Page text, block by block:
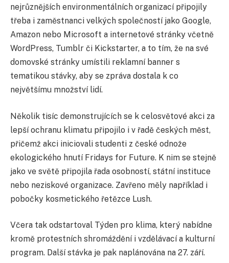
nejrůznějších environmentálních organizací připojily
třeba i zaměstnanci velkých společností jako Google,
Amazon nebo Microsoft a internetové stránky včetně
WordPress, Tumblr či Kickstarter, a to tím, že na své
domovské stránky umístili reklamní banner s
tematikou stávky, aby se zpráva dostala k co
největšímu množství lidí.
Několik tisíc demonstrujících se k celosvětové akci za
lepší ochranu klimatu připojilo i v řadě českých měst,
přičemž akci iniciovali studenti z české odnože
ekologického hnutí Fridays for Future. K nim se stejně
jako ve světě připojila řada osobností, státní instituce
nebo neziskové organizace. Zavřeno měly například i
pobočky kosmetického řetězce Lush.
Včera tak odstartoval Týden pro klima, který nabídne
kromě protestních shromáždění i vzdělávací a kulturní
program. Další stávka je pak naplánována na 27. září.